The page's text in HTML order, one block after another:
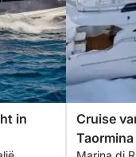
in
Cruise